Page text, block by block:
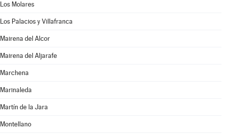
Los Molares
Los Palacios y Villafranca
Mairena del Alcor
Mairena del Aljarafe
Marchena
Marinaleda
Martín de la Jara
Montellano